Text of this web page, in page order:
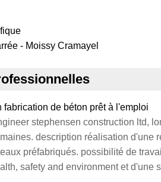
- Moissy Cramayel
fabrication de béton prêt à l'emploi
stephensen construction ltd,
description réalisation d'une
préfabriqués. possibilité de
safety and environment et d'une